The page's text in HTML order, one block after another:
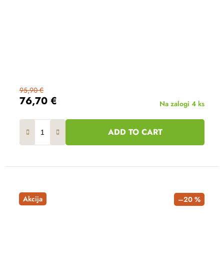
76,70 €
95,90 €
Na zalogi 4 ks
ADD TO CART
Akcija –20 %